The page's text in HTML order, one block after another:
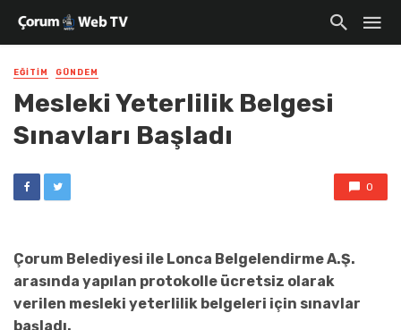
EĞITIM GÜNDEM
Mesleki Yeterlilik Belgesi
Sınavları Başladı
0
Çorum Belediyesi ile Lonca Belgelendirme A.Ş.
arasında yapılan protokolle ücretsiz olarak
verilen mesleki yeterlilik belgeleri için sınavlar
başladı.